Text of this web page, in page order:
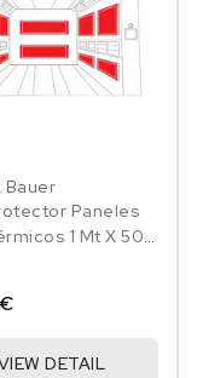
Bauer
Paneles
1 Mt X 50
DETAIL